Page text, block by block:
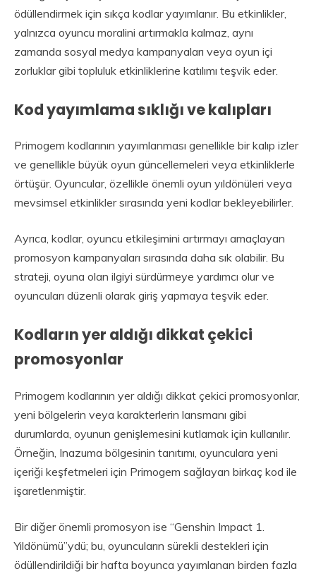
ödüllendirmek için sıkça kodlar yayımlanır. Bu etkinlikler,
yalnızca oyuncu moralini artırmakla kalmaz, aynı
zamanda sosyal medya kampanyaları veya oyun içi
zorluklar gibi topluluk etkinliklerine katılımı teşvik eder.
Kod yayımlama sıklığı ve kalıpları
Primogem kodlarının yayımlanması genellikle bir kalıp izler
ve genellikle büyük oyun güncellemeleri veya etkinliklerle
örtüşür. Oyuncular, özellikle önemli oyun yıldönüleri veya
mevsimsel etkinlikler sırasında yeni kodlar bekleyebilirler.
Ayrıca, kodlar, oyuncu etkileşimini artırmayı amaçlayan
promosyon kampanyaları sırasında daha sık olabilir. Bu
strateji, oyuna olan ilgiyi sürdürmeye yardımcı olur ve
oyuncuları düzenli olarak giriş yapmaya teşvik eder.
Kodların yer aldığı dikkat çekici
promosyonlar
Primogem kodlarının yer aldığı dikkat çekici promosyonlar,
yeni bölgelerin veya karakterlerin lansmanı gibi
durumlarda, oyunun genişlemesini kutlamak için kullanılır.
Örneğin, Inazuma bölgesinin tanıtımı, oyunculara yeni
içeriği keşfetmeleri için Primogem sağlayan birkaç kod ile
işaretlenmiştir.
Bir diğer önemli promosyon ise “Genshin Impact 1.
Yıldönümü”ydü; bu, oyuncuların sürekli destekleri için
ödüllendirildiği bir hafta boyunca yayımlanan birden fazla